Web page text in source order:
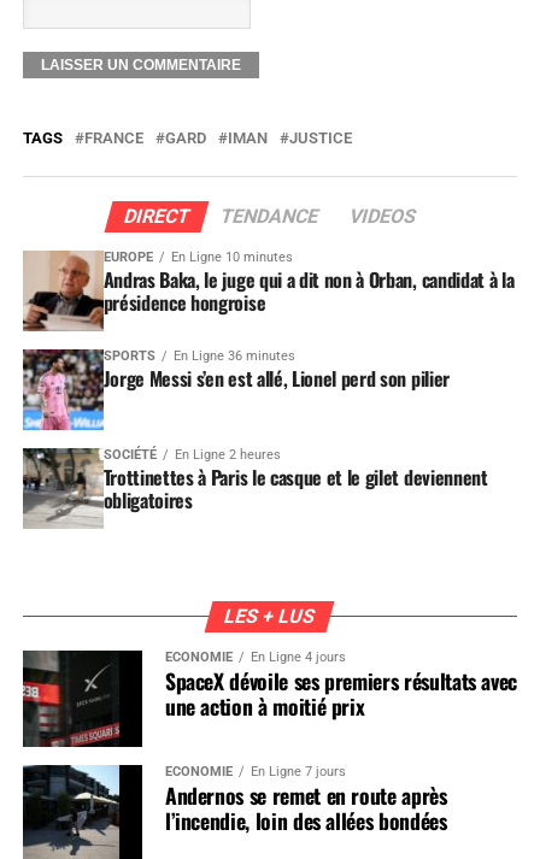
TAGS FRANCE GARD IMAN JUSTICE
DIRECT TENDANCE VIDEOS
EUROPE En Ligne 10 minutes
Andras Baka, le juge qui a dit non à Orban, candidat à la
présidence hongroise
SPORTS En Ligne 36 minutes
Jorge Messi s’en est allé, Lionel perd son pilier
SOCIÉTÉ En Ligne 2 heures
Trottinettes à Paris le casque et le gilet deviennent
obligatoires
LES + LUS
ÉCONOMIE En Ligne 4 jours
SpaceX dévoile ses premiers résultats avec
une action à moitié prix
ÉCONOMIE En Ligne 7 jours
Andernos se remet en route après
l’incendie, loin des allées bondées